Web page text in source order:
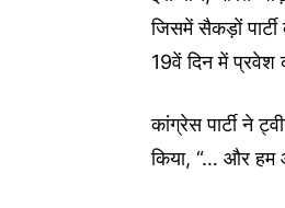
जिसमें सैकड़ों
19वें दिन में प्रवेश
कांग्रेस पार्टी ने
किया, “… और हम